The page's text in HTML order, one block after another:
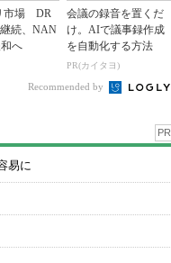
市場 DR
続、NAN
へ
会議の録音を置くだ
け。AIで議事録作成
を自動化する方法
PR(カイタヨ)
Recommended by
PR
易に